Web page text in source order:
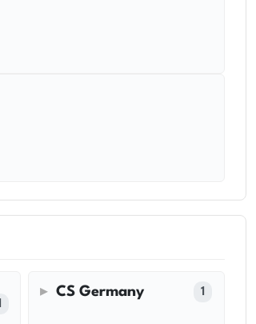
CS Germany 1